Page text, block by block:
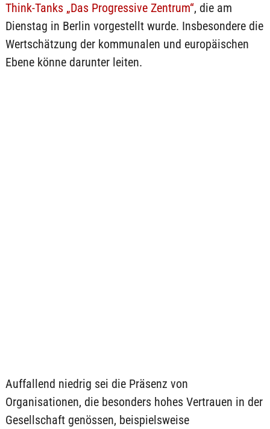
Think-Tanks „Das Progressive Zentrum“, die am
Dienstag in Berlin vorgestellt wurde. Insbesondere die
Wertschätzung der kommunalen und europäischen
Ebene könne darunter leiten.
Auffallend niedrig sei die Präsenz von
Organisationen, die besonders hohes Vertrauen in der
Gesellschaft genössen, beispielsweise